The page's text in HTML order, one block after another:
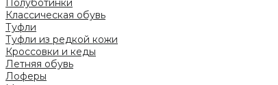
Полуботинки
Классическая обувь
Туфли
Туфли из редкой кожи
Кроссовки и кеды
Летняя обувь
Лоферы